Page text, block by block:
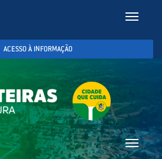
Toggle
ACESSO À INFORMAÇÃO
Toggle